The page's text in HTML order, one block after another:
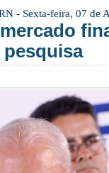
- Sexta-feira, 07 de